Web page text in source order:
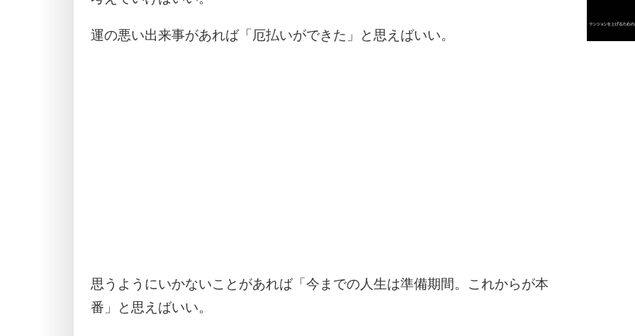
運の悪い出来事があれば「厄払いができた」と思えばいい。
思うようにいかないことがあれば「今までの人生は準備期間。これからが本
番」と思えばいい。
3